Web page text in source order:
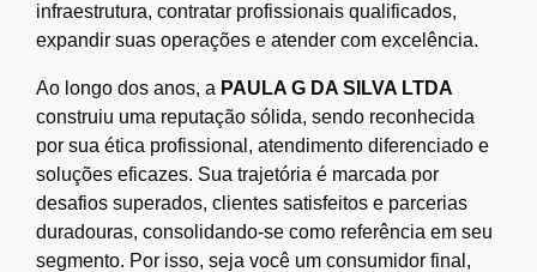
infraestrutura, contratar profissionais qualificados,
expandir suas operações e atender com excelência.
Ao longo dos anos, a PAULA G DA SILVA LTDA
construiu uma reputação sólida, sendo reconhecida
por sua ética profissional, atendimento diferenciado e
soluções eficazes. Sua trajetória é marcada por
desafios superados, clientes satisfeitos e parcerias
duradouras, consolidando-se como referência em seu
segmento. Por isso, seja você um consumidor final,